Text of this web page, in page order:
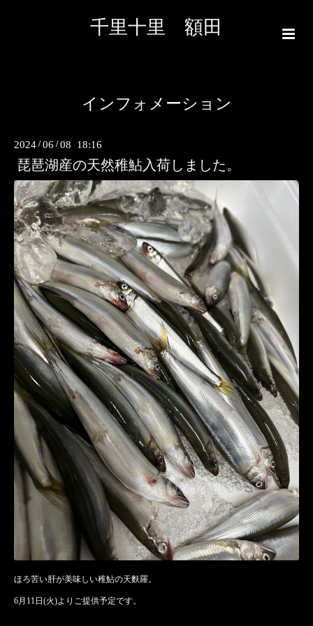
千里十里 額田
インフォメーション
2024 /06 /08 18:16
琵琶湖産の天然稚鮎入荷しました。
ほろ苦い肝が美味しい稚鮎の天麩羅。
6月11日(火)よりご提供予定です。